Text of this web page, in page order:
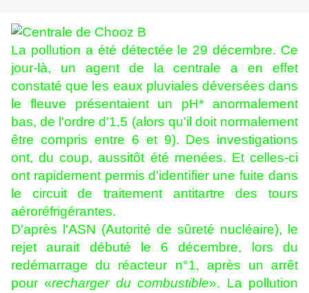
La pollution a été détectée le 29 décembre. Ce
jour-là, un agent de la centrale a en effet
constaté que les eaux pluviales déversées dans
le fleuve présentaient un pH* anormalement
bas, de l'ordre d'1,5 (alors qu'il doit normalement
être compris entre 6 et 9). Des investigations
ont, du coup, aussitôt été menées. Et celles-ci
ont rapidement permis d'identifier une fuite dans
le circuit de traitement antitartre des tours
aéroréfrigérantes.
D'après l'ASN (Autorité de sûreté nucléaire), le
rejet aurait débuté le 6 décembre, lors du
redémarrage du réacteur n°1, après un arrêt
pour «recharger du combustible». La pollution